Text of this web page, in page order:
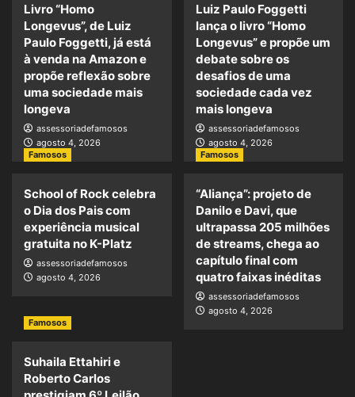
Livro “Homo
Longevus”, de Luiz
Paulo Foggetti, já está
à venda na Amazon e
propõe reflexão sobre
uma sociedade mais
longeva
assessoriadefamosos
agosto 4, 2026
Luiz Paulo Foggetti
lança o livro “Homo
Longevus” e propõe um
debate sobre os
desafios de uma
sociedade cada vez
mais longeva
assessoriadefamosos
agosto 4, 2026
Famosos
School of Rock celebra
o Dia dos Pais com
experiência musical
gratuita no K-Platz
assessoriadefamosos
agosto 4, 2026
Famosos
“Aliança”: projeto de
Danilo e Davi, que
ultrapassa 205 milhões
de streams, chega ao
capítulo final com
quatro faixas inéditas
assessoriadefamosos
agosto 4, 2026
Famosos
Suhaila Ettahiri e
Roberto Carlos